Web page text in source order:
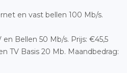
en vast bellen 100 Mb/s.
Bellen 50 Mb/s. Prijs: €45,5
TV Basis 20 Mb. Maandbedrag: